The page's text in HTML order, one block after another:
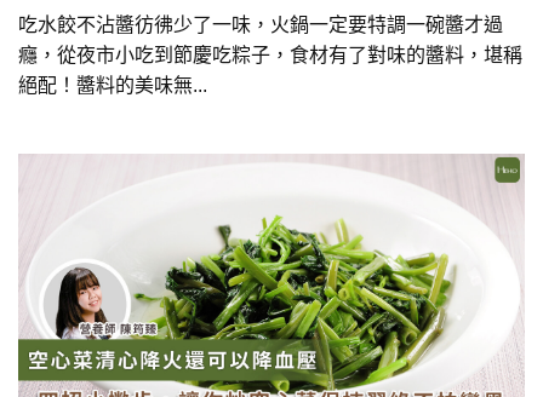
吃水餃不沾醬彷彿少了一味，火鍋一定要特調一碗醬才過
癮，從夜市小吃到節慶吃粽子，食材有了對味的醬料，堪稱
絕配！醬料的美味無...